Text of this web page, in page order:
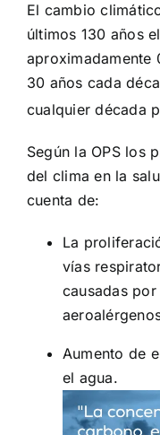
El cambio
últimos 130 años
aproximadamente
30 años cada
cualquier década
Según la OPS los
del clima en la
cuenta de:
La
vías
causadas
Aumento de
el agua.